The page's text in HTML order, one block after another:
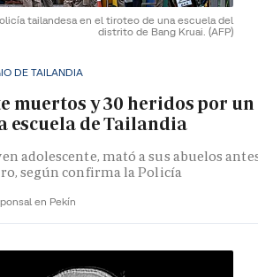
tailandesa en el tiroteo de una escuela del
distrito de Bang Kruai. (AFP)
DE TAILANDIA
muertos y 30 heridos por un
escuela de Tailandia
adolescente, mató a sus abuelos
según confirma la Policía
en Pekín